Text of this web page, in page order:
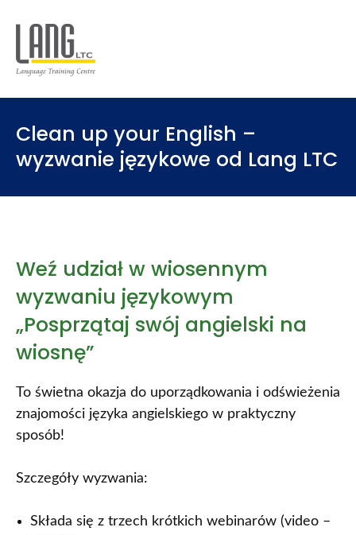
Clean up your English –
wyzwanie językowe od Lang LTC
Weź udział w wiosennym
wyzwaniu językowym
„Posprzątaj swój angielski na
wiosnę”
To świetna okazja do uporządkowania i odświeżenia
znajomości języka angielskiego w praktyczny
sposób!
Szczegóły wyzwania:
Składa się z trzech krótkich webinarów (video –